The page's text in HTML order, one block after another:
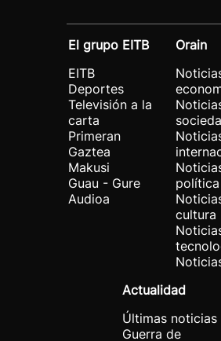
El grupo EITB
EITB
Deportes
Televisión a la
carta
Primeran
Gaztea
Makusi
Guau - Gure
Audioa
Orain
política
cultura
Actualidad
Últimas noticias
Guerra de